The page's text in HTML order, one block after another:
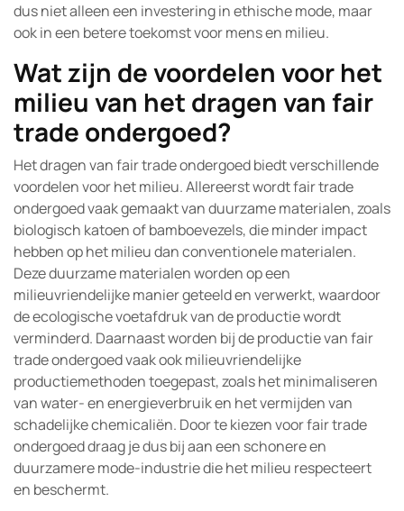
dus niet alleen een investering in ethische mode, maar
ook in een betere toekomst voor mens en milieu.
Wat zijn de voordelen voor het
milieu van het dragen van fair
trade ondergoed?
Het dragen van fair trade ondergoed biedt verschillende
voordelen voor het milieu. Allereerst wordt fair trade
ondergoed vaak gemaakt van duurzame materialen, zoals
biologisch katoen of bamboevezels, die minder impact
hebben op het milieu dan conventionele materialen.
Deze duurzame materialen worden op een
milieuvriendelijke manier geteeld en verwerkt, waardoor
de ecologische voetafdruk van de productie wordt
verminderd. Daarnaast worden bij de productie van fair
trade ondergoed vaak ook milieuvriendelijke
productiemethoden toegepast, zoals het minimaliseren
van water- en energieverbruik en het vermijden van
schadelijke chemicaliën. Door te kiezen voor fair trade
ondergoed draag je dus bij aan een schonere en
duurzamere mode-industrie die het milieu respecteert
en beschermt.